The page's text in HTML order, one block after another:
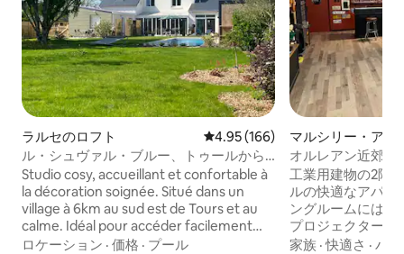
ラルセのロフト レビュー166件、5つ星中4.95つ
4.95 (166)
ル・シュヴァル・ブルー、トゥールから
6kmの美しいワンルーム
Studio cosy, accueillant et confortable à
la décoration soignée. Situé dans un
village à 6km au sud est de Tours et au
calme. Idéal pour accéder facilement
aux châteaux de la Loire. Parfait pour un
ロケーション · 価格 · プール
マルシリー・アン
トのロフト
オルレアン近郊の
工業用建物の2階
ルの快適なアパートメン
ングルームには、
プロジェクター
Fi、設備の整った
家族 ·快適さ ·バ